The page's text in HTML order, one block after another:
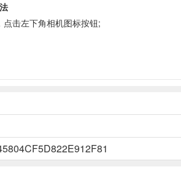
击左下角相机图标按钮;
机身样式、快门声、时间戳;